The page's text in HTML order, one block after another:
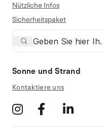
Nützliche Infos
Sicherheitspaket
Sonne und Strand
Kontaktiere uns